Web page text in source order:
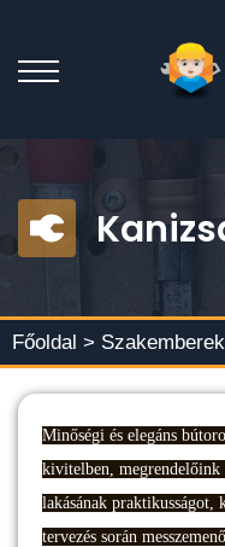
Főoldal >
Minőségi és elegáns
kivitelben,
lakásának praktikusságot,
tervezés során